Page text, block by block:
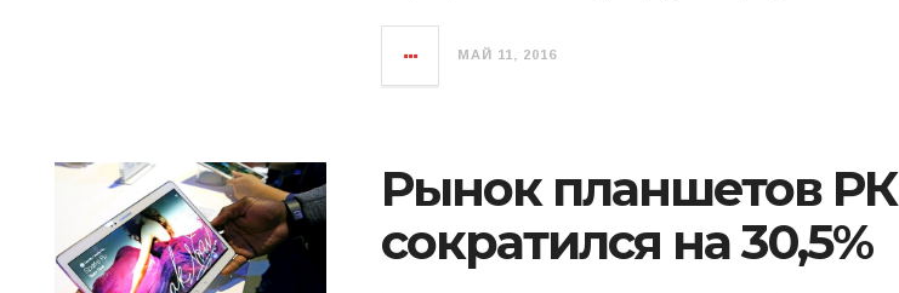
МАЙ 11, 2016
Рынок планшетов РК
сократился на 30,5%